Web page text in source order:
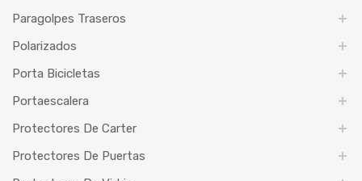
Paragolpes Traseros
Polarizados
Porta Bicicletas
Portaescalera
Protectores De Carter
Protectores De Puertas